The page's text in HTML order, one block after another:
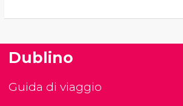
Dublino
Guida di viaggio